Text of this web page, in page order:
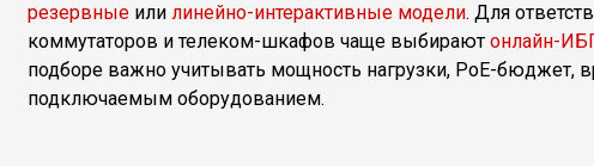
резервные или линейно-интерактивные модели. Для
коммутаторов и телеком-шкафов чаще выбирают онлайн-
подборе важно учитывать мощность нагрузки, PoE-бюджет,
подключаемым оборудованием.